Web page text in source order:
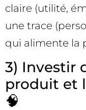
claire (utilité,
une trace
qui alimente la
3) Investir
produit et
🧠